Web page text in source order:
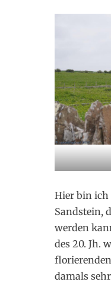
Hier bin ich
Sandstein,
werden
des 20. Jh.
damals